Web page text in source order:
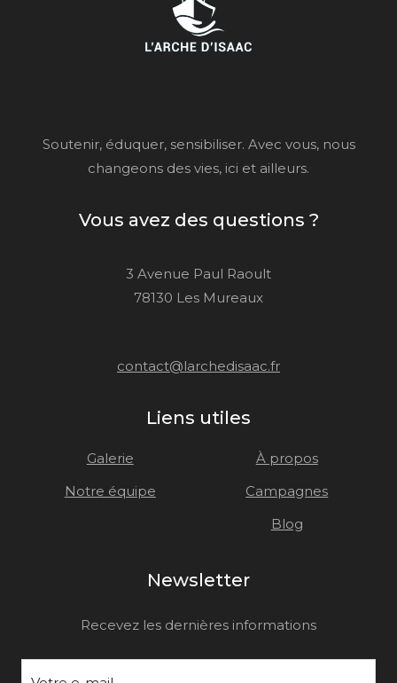
Soutenir, éduquer, sensibiliser. Avec vous, nous
changeons des vies, ici et ailleurs.
Vous avez des questions ?
3 Avenue Paul Raoult
78130 Les Mureaux
contact@larchedisaac.fr
Liens utiles
Galerie
Notre équipe
À propos
Campagnes
Blog
Newsletter
Recevez les dernières informations